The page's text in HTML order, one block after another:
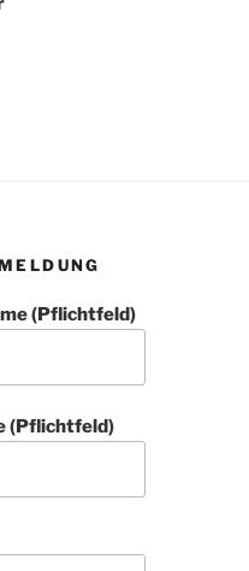
(Pflichtfeld)
(Pflichtfeld)